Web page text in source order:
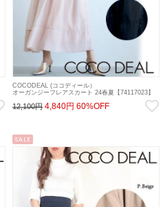
COCODEAL (ココディール）
オーガンジーフレアスカート 24春夏【74117023】
12,100円 4,840円 60%OFF
SALE